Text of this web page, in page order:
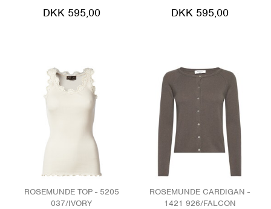
DKK 595,00 DKK 595,00
ROSEMUNDE TOP - 5205
037/IVORY
ROSEMUNDE CARDIGAN -
1421 926/FALCON